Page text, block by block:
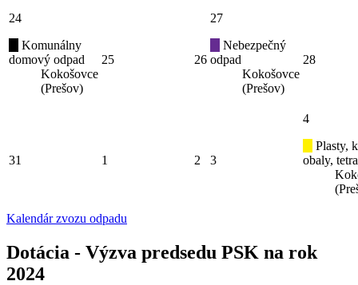
24
Komunálny
domový odpad
Kokošovce
(Prešov)
25 26
27
Nebezpečný
odpad
Kokošovce
(Prešov)
28
31 1 2 3
4
Plasty,
obaly,
Kalendár zvozu odpadu
Dotácia - Výzva predsedu PSK na rok
2024